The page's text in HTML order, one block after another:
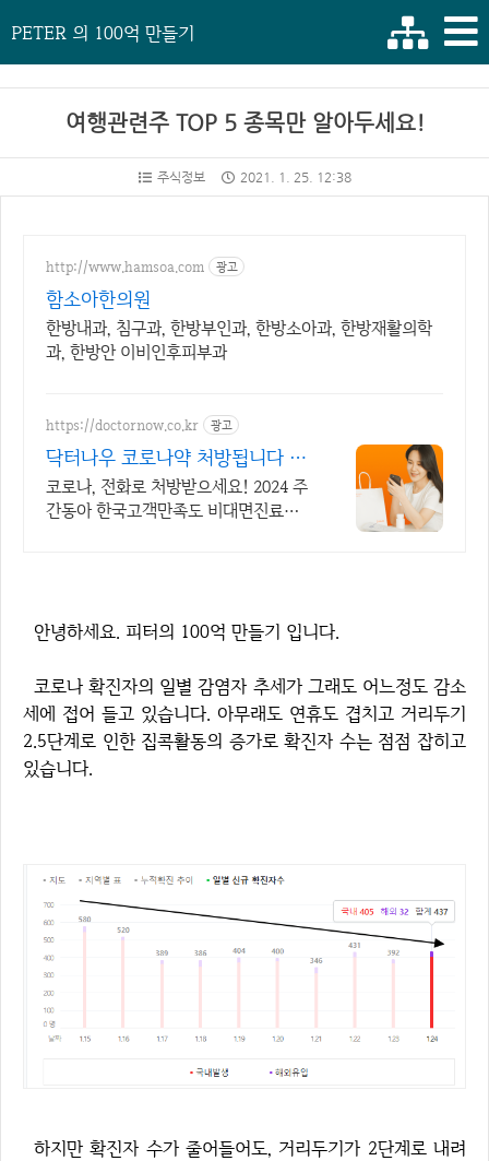
PETER 의 100억 만들기
여행관련주 TOP 5 종목만 알아두세요!
주식정보 2021. 1. 25. 12:38
http://www.hamsoa.com 광고
함소아한의원
한방내과, 침구과, 한방부인과, 한방소아과, 한방재활의학
과, 한방안 이비인후피부과
https://doctornow.co.kr 광고
닥터나우 코로나약 처방됩니다 36
5일 24시간 진료가능
코로나, 전화로 처방받으세요! 2024 주
간동아 한국고객만족도 비대면진료앱 1
안녕하세요. 피터의 100억 만들기 입니다.
코로나 확진자의 일별 감염자 추세가 그래도 어느정도 감소
세에 접어 들고 있습니다. 아무래도 연휴도 겹치고 거리두기
2.5단계로 인한 집콕활동의 증가로 확진자 수는 점점 잡히고
있습니다.
하지만 확진자 수가 줄어들어도, 거리두기가 2단계로 내려